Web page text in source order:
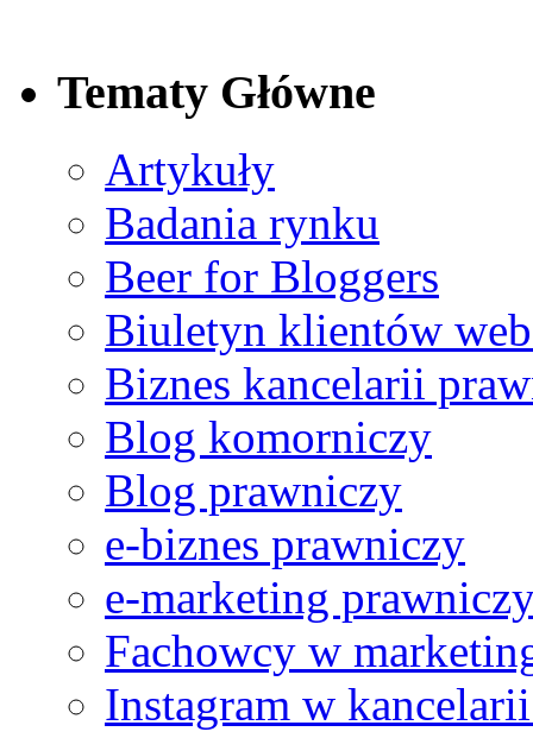
Ref no. 2
Ref no. 6
W szczególny sposób cenię otwartość Pana Rafała
Ref no. 5
Z mojego punktu widzenia usługi świadczone przez
Ref no. 1
Efektem naszej współpracy z web.lex było pozyskanie
Tematy Główne
Artykuły
Badania rynku
Beer for Bloggers
Biuletyn klientów
Biznes kancelarii
Blog komorniczy
Blog prawniczy
e-biznes prawniczy
e-marketing
Fachowcy w
Instagram w